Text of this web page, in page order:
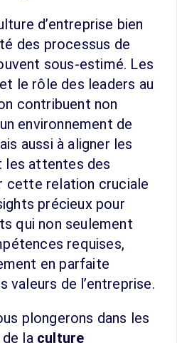
d’entreprise bien
des processus de
sous-estimé. Les
le rôle des leaders au
contribuent non
environnement de
aussi à aligner les
attentes des
cette relation cruciale
précieux pour
qui non seulement
requises,
en parfaite
valeurs de l’entreprise.
plongerons dans les
la culture